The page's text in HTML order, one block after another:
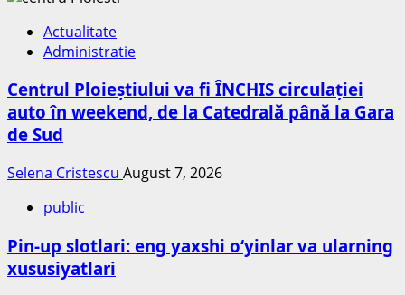
Actualitate
Administratie
Centrul Ploieștiului va fi ÎNCHIS circulației
auto în weekend, de la Catedrală până la Gara
de Sud
Selena Cristescu August 7, 2026
public
Pin-up slotlari: eng yaxshi o‘yinlar va ularning
xususiyatlari